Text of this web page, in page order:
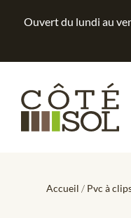
Ouvert du lundi au
Accueil / Pvc à